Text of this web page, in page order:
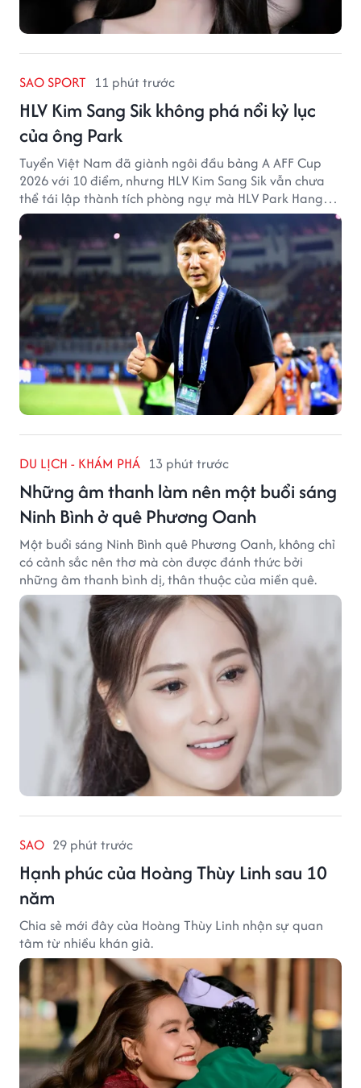
SAO SPORT 11 phút trước
HLV Kim Sang Sik không phá nổi kỷ lục
của ông Park
Tuyển Việt Nam đã giành ngôi đầu bảng A AFF Cup
2026 với 10 điểm, nhưng HLV Kim Sang Sik vẫn chưa
thể tái lập thành tích phòng ngự mà HLV Park Hang
Seo từng tạo ra.
DU LỊCH - KHÁM PHÁ 13 phút trước
Những âm thanh làm nên một buổi sáng
Ninh Bình ở quê Phương Oanh
Một buổi sáng Ninh Bình quê Phương Oanh, không chỉ
có cảnh sắc nên thơ mà còn được đánh thức bởi
những âm thanh bình dị, thân thuộc của miền quê.
SAO 29 phút trước
Hạnh phúc của Hoàng Thùy Linh sau 10
năm
Chia sẻ mới đây của Hoàng Thùy Linh nhận sự quan
tâm từ nhiều khán giả.